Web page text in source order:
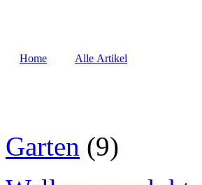
Home Alle Artikel
Garten (9)